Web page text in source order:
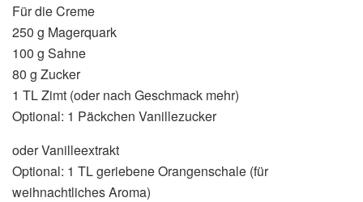
Für die Creme
250 g Magerquark
100 g Sahne
80 g Zucker
1 TL Zimt (oder nach Geschmack mehr)
Optional: 1 Päckchen Vanillezucker
oder Vanilleextrakt
Optional: 1 TL geriebene Orangenschale (für
weihnachtliches Aroma)